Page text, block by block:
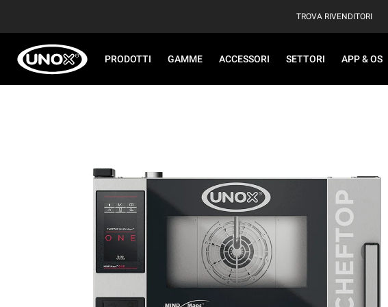
TROVA RIVENDITORI
PRODOTTI GAMME ACCESSORI SETTORI APP & OS